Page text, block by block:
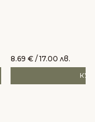
8.69 € / 17.00 лв.